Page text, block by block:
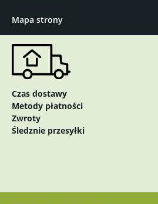
Mapa strony
Czas dostawy
Metody płatności
Zwroty
Śledznie przesyłki